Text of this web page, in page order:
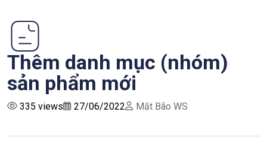
Thêm danh mục (nhóm)
sản phẩm mới
335 views 27/06/2022 Mắt Bão WS